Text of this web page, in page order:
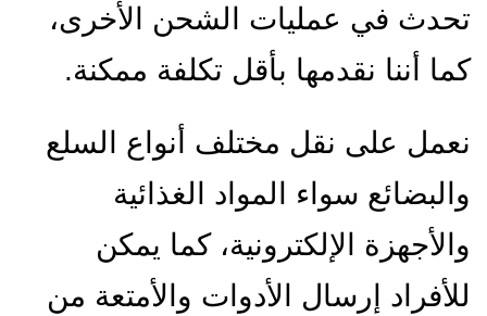
تحدث في عمليات الشحن الأخرى،
كما أننا نقدمها بأقل تكلفة ممكنة.
نعمل على نقل مختلف أنواع السلع
والبضائع سواء المواد الغذائية
والأجهزة الإلكترونية، كما يمكن
للأفراد إرسال الأدوات والأمتعة من